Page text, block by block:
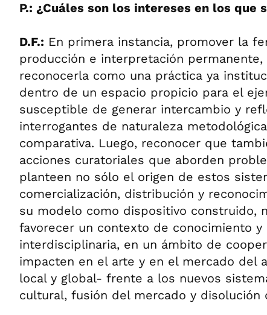
P.: ¿Cuáles son los intereses en los que
D.F.: En primera instancia, promover la
producción e interpretación
reconocerla como una práctica ya
dentro de un espacio propicio para el
susceptible de generar intercambio y
interrogantes de naturaleza
comparativa. Luego, reconocer que
acciones curatoriales que aborden
planteen no sólo el origen de estos
comercialización, distribución y
su modelo como dispositivo construido,
favorecer un contexto de conocimiento y
interdisciplinaria, en un ámbito de
impacten en el arte y en el mercado del
local y global- frente a los nuevos
cultural, fusión del mercado y disolución